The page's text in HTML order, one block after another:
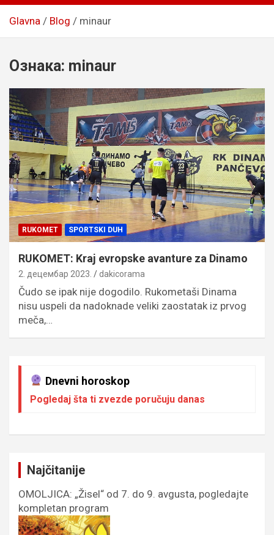
Glavna Blog minaur
Ознака: minaur
RUKOMET SPORTSKI DUH
RUKOMET: Kraj evropske avanture za Dinamo
2. децембар 2023. dakicorama
Čudo se ipak nije dogodilo. Rukometaši Dinama
nisu uspeli da nadoknade veliki zaostatak iz prvog
meča,…
Dnevni horoskop
Pogledaj šta ti zvezde poručuju danas
Najčitanije
OMOLJICA: „Žisel“ od 7. do 9. avgusta, pogledajte
kompletan program